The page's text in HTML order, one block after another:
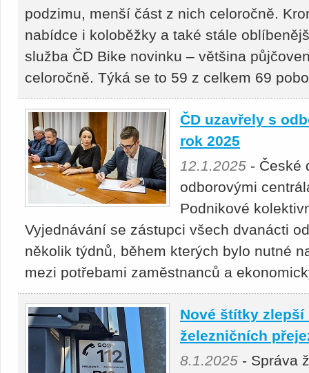
podzimu, menší část z nich celoročně.
nabídce i koloběžky a také stále
služba ČD Bike novinku – většina
celoročně. Týká se to 59 z celkem 69
ČD uzavřely s
rok 2025
12.1.2025 - České
odborovými
Podnikové
Vyjednávání se zástupci všech dvanácti
několik týdnů, během kterých bylo nutné
mezi potřebami zaměstnanců a
Nové štítky
železničních
8.1.2025 - Správa